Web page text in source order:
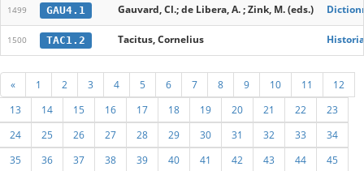
1499 GAU4.1 Gauvard, Cl.; de Libera, A. ; Zink, M. (eds.)
1500 TAC1.2 Tacitus, Cornelius
« 1 2 3 4 5 6 7 8 9 10 11
12
13
14 15 16 17 18 19 20 21 22
23
24
25 26 27 28 29 30 31 32 33
34
35
36 37 38 39 40 41 42 43 44
45